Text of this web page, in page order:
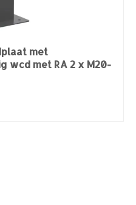
met
wcd met RA 2 x M20-